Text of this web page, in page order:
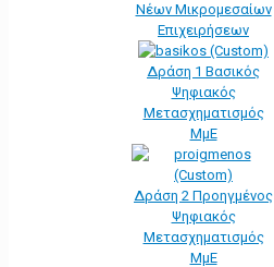
Νέων Μικρομεσαίων
Επιχειρήσεων
Δράση 1 Βασικός
Ψηφιακός
Μετασχηματισμός
ΜμΕ
Δράση 2 Προηγμένος
Ψηφιακός
Μετασχηματισμός
ΜμΕ